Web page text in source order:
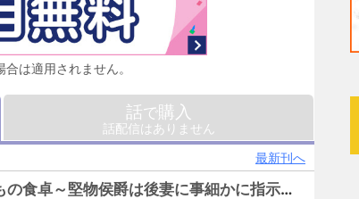
は適用されません。
話で購入
話配信はありません
最新刊へ
侯爵家のいたって平和ないつもの食卓～堅物侯爵は後妻に事細かに指示をする～（コミック） 1巻